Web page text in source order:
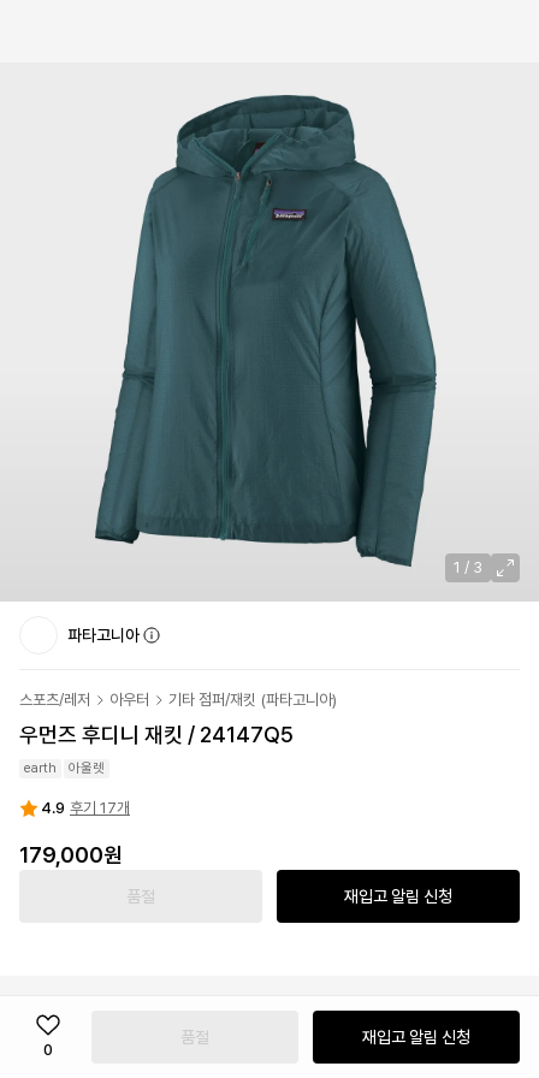
1 / 3
파타고니아
스포츠/레저 아우터 기타 점퍼/재킷 (파타고니아)
우먼즈 후디니 재킷 / 24147Q5
earth 아울렛
4.9 후기 17개
179,000원
품절 재입고 알림 신청
0
품절 재입고 알림 신청